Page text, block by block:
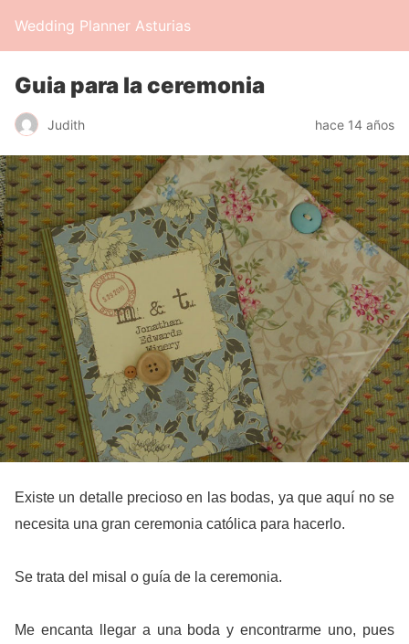
Wedding Planner Asturias
Guia para la ceremonia
Judith hace 14 años
Existe un detalle precioso en las bodas, ya que aquí no se
necesita una gran ceremonia católica para hacerlo.
Se trata del misal o guía de la ceremonia.
Me encanta llegar a una boda y encontrarme uno, pues